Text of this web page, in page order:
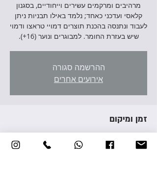
מרהיבים ומרקמים עשירים וייחודיים, בסגנון
קלאסי ועדכני כאחד; נלמד באילו תבניות ניתן
לעבוד ונתנסה בהכנת תוצרים דמויי טראצו ודמוי
שיש בעזרת החומר. למבוגרים ונוער (16+).
ההרשמה סגורה
אירועים אחרים
זמן ומיקום
07 בינו׳ 2026, 17:30 – 20:30
יהוד מונוסון, אברהם גירון 3, יהוד מונוסון, ישראל